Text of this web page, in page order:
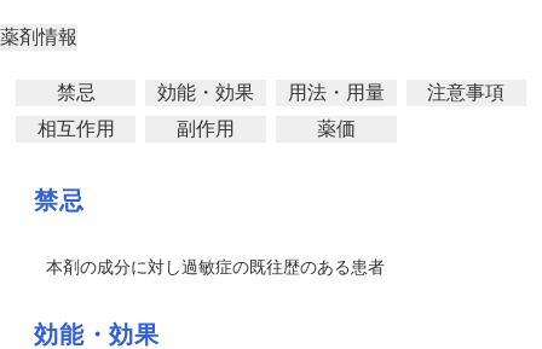
薬剤情報
禁忌 効能・効果 用法・用量
注意事項
相互作用
副作用 薬価
禁忌
本剤の成分に対し過敏症の既往歴のある患者
効能・効果